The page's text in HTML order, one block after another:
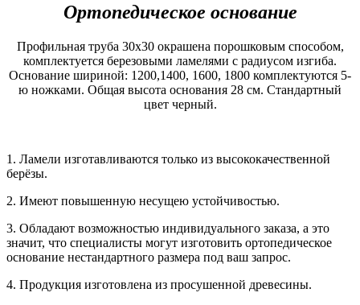
Ортопедическое основание
Профильная труба 30х30 окрашена порошковым способом,
комплектуется березовыми ламелями с радиусом изгиба.
Основание шириной: 1200,1400, 1600, 1800 комплектуются 5-
ю ножками. Общая высота основания 28 см. Стандартный
цвет черный.
1. Ламели изготавливаются только из высококачественной
берёзы.
2. Имеют повышенную несущею устойчивостью.
3. Обладают возможностью индивидуального заказа, а это
значит, что специалисты могут изготовить ортопедическое
основание нестандартного размера под ваш запрос.
4. Продукция изготовлена из просушенной древесины.